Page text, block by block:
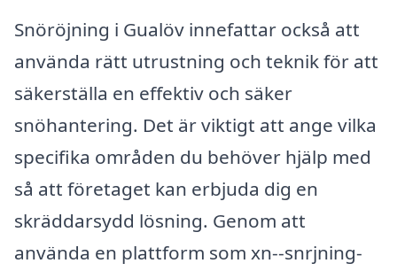
Snöröjning i Gualöv innefattar också att
använda rätt utrustning och teknik för att
säkerställa en effektiv och säker
snöhantering. Det är viktigt att ange vilka
specifika områden du behöver hjälp med
så att företaget kan erbjuda dig en
skräddarsydd lösning. Genom att
använda en plattform som xn--snrjning-